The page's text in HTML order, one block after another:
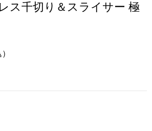
ベスト
ス千切り＆スライサー 極